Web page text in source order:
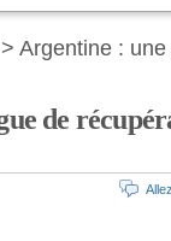
> Argentine :
de